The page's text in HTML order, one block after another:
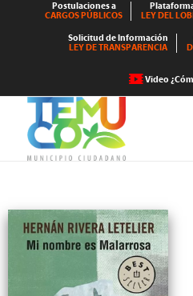
Postulaciones a
CARGOS PÚBLICOS
LEY DEL
Solicitud de Información
LEY DE TRANSPARENCIA
Video